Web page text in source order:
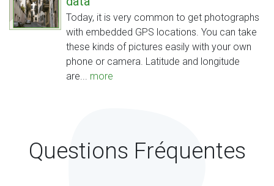
Today, it is very common to get photographs
with embedded GPS locations. You can take
these kinds of pictures easily with your own
phone or camera. Latitude and longitude
are... more
Questions Fréquentes